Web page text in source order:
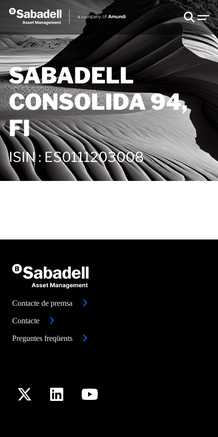
SABADELL
CONSOLIDA 94,
FI
ISIN :ES0111203008
Contacte de premsa
Contacte
Preguntes freqüents